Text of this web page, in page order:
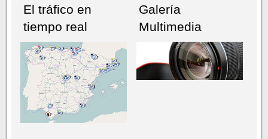
NÚMERO ACTUALHEMEROTECA
El tráfico en
tiempo real
Galería
Multimedia